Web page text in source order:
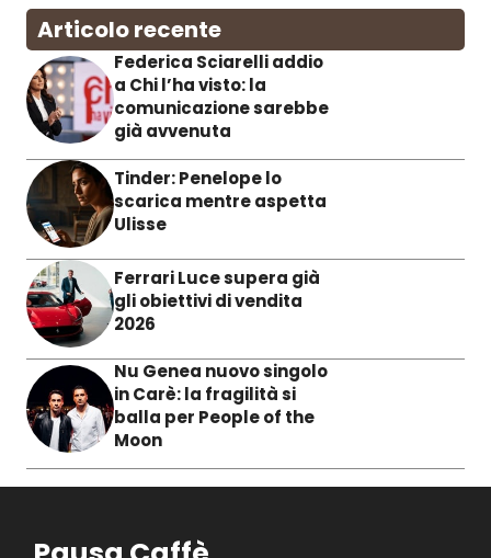
Articolo recente
Federica Sciarelli addio
a Chi l’ha visto: la
comunicazione sarebbe
già avvenuta
Tinder: Penelope lo
scarica mentre aspetta
Ulisse
Ferrari Luce supera già
gli obiettivi di vendita
2026
Nu Genea nuovo singolo
in Carè: la fragilità si
balla per People of the
Moon